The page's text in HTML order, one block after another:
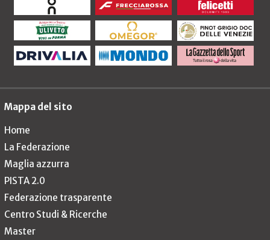
Mappa del sito
Home
La Federazione
Maglia azzurra
PISTA 2.0
Federazione trasparente
Centro Studi & Ricerche
Master